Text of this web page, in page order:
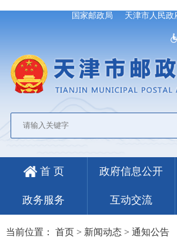
国家邮政局 天津市人民政
首 页 政府信息公开
政务服务 互动交流
当前位置： 首页 > 新闻动态 > 通知公告